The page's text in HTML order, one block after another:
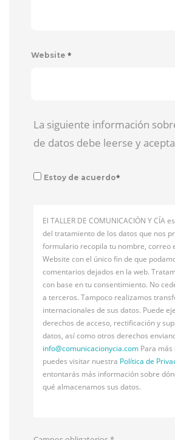
Website *
La siguiente información
de datos debe leerse y
Estoy de acuerdo*
El TALLER DE COMUNICACIÓN Y CÍA
del tratamiento de los datos que nos
formulario recopila tu nombre, correo
Website con el único fin de que
comentarios dejados en la web.
con base en tu consentimiento. No
a terceros. Tampoco realizamos
internacionales de sus datos. Puede
derechos de acceso, rectificación y
datos, así como otros derechos
info@comunicacionycia.com Para
puedes visitar nuestra Política de
entontarás más información sobre
qué almacenamos sus datos.